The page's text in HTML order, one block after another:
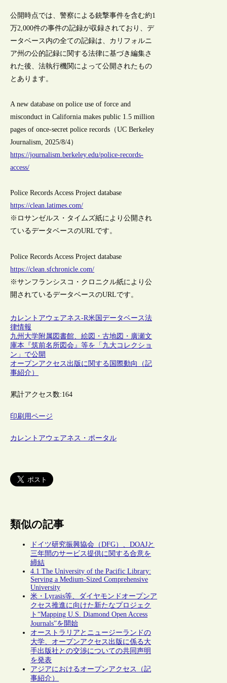
公開時点では、警察による銃撃事件を含む約1
万2,000件の事件の記録が収録されており、デ
ータベース内の全ての記録は、カリフォルニ
ア州の公的記録に関する法律に基づき編集さ
れた後、法執行機関によって公開されたもの
とあります。
A new database on police use of force and
misconduct in California makes public 1.5 million
pages of once-secret police records（UC Berkeley
Journalism, 2025/8/4）
https://journalism.berkeley.edu/police-records-
access/
Police Records Access Project database
https://clean.latimes.com/
※ロサンゼルス・タイムズ紙により公開され
ているデータベースのURLです。
Police Records Access Project database
https://clean.sfchronicle.com/
※サンフランシスコ・クロニクル紙により公
開されているデータベースのURLです。
カレントアウェアネス-R米国データベース法
律情報
九州大学附属図書館、絵図・古地図・廣瀬文
庫本『筑前名所図会』等を「九大コレクショ
ン」で公開
オープンアクセス出版に関する国際動向（記
事紹介）
累計アクセス数:164
印刷用ページ
カレントアウェアネス・ポータル
類似の記事
ドイツ研究振興協会（DFG）、DOAJと
三年間のサービス提供に関する合意を
締結
4.1 The University of the Pacific Library:
Serving a Medium-Sized Comprehensive
University
米・Lyrasis等、ダイヤモンドオープンア
クセス推進に向けた新たなプロジェク
ト“Mapping U.S. Diamond Open Access
Journals”を開始
オーストラリアとニュージーランドの
大学、オープンアクセス出版に係る大
手出版社との交渉についての共同声明
を発表
アジアにおけるオープンアクセス（記
事紹介）